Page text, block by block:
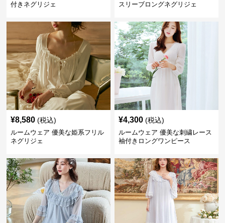
付きネグリジェ
スリーブロングネグリジェ
¥8,580 (税込)
ルームウェア 優美な姫系フリル
ネグリジェ
¥4,300 (税込)
ルームウェア 優美な刺繍レース
袖付きロングワンピース